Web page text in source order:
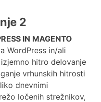
2
IN MAGENTO
WordPress in/ali
hitro delovanje
vrhunskih hitrosti
dnevnimi
ločenih strežnikov,